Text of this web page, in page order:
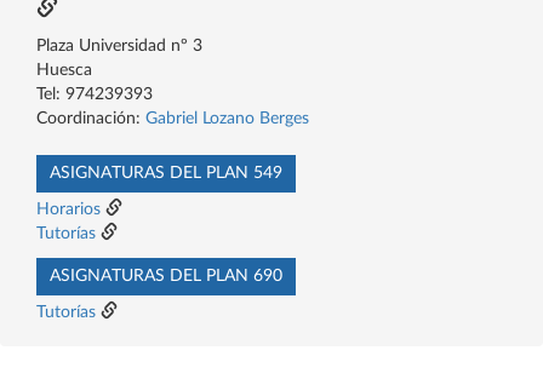
Plaza Universidad nº 3
Huesca
Tel: 974239393
Coordinación: Gabriel Lozano Berges
ASIGNATURAS DEL PLAN 549
Horarios
Tutorías
ASIGNATURAS DEL PLAN 690
Tutorías